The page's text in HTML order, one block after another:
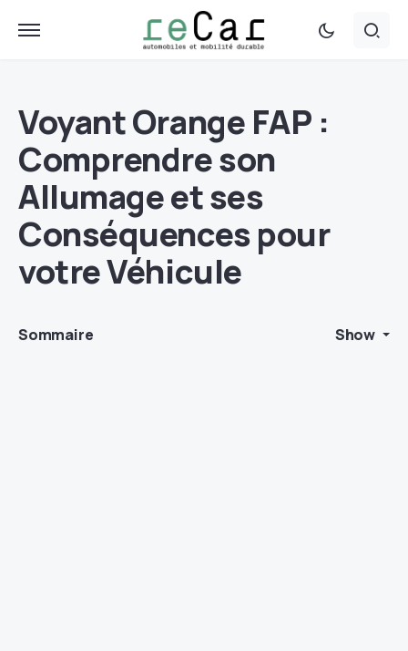
Voyant Orange FAP :
Comprendre son
Allumage et ses
Conséquences pour
votre Véhicule
Sommaire Show